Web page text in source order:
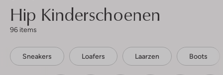
Hip Kinderschoenen
96 items
Sneakers Loafers Laarzen Boots